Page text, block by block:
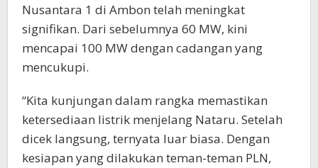
Nusantara 1 di Ambon telah meningkat
signifikan. Dari sebelumnya 60 MW, kini
mencapai 100 MW dengan cadangan yang
mencukupi.
“Kita kunjungan dalam rangka memastikan
ketersediaan listrik menjelang Nataru. Setelah
dicek langsung, ternyata luar biasa. Dengan
kesiapan yang dilakukan teman-teman PLN,